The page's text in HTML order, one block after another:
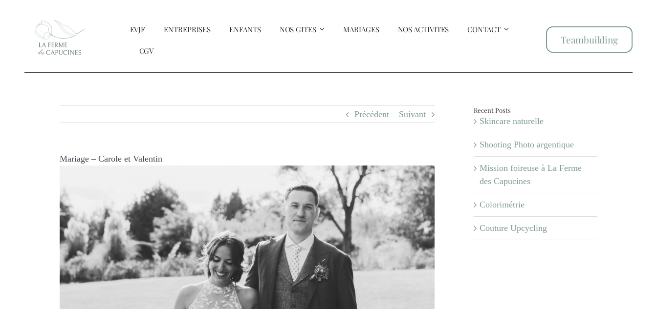
EVJF ENTREPRISES ENFANTS NOS GITES MARIAGES NOS ACTIVITES CONTACT
CGV
Teambuilding
Précédent Suivant
Mariage – Carole et Valentin
agrandie
Recent Posts
Skincare naturelle
Shooting Photo argentique
Mission foireuse à La Ferme
des Capucines
Colorimétrie
Couture Upcycling